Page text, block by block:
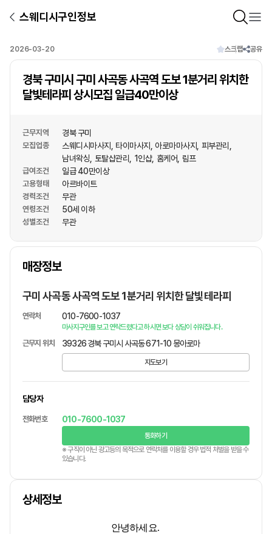
스웨디시구인정보
2026-03-20 스크랩 공유
경북 구미시 구미 사곡동 사곡역 도보 1분거리 위치한
달빛테라피 상시모집 일급40만이상
근무지역 경북 구미
모집업종 스웨디시마사지 타이마사지 아로마마사지
피부관리
남녀왁싱
토탈샵관리 1인샵 홈케어 림프
급여조건 일급 40만이상
고용형태 아르바이트
경력조건 무관
연령조건 50세 이하
성별조건 무관
매장정보
상호명
구미 사곡동 사곡역 도보 1분거리 위치한 달빛테라피
연락처 010-7600-1037
마사지구인를 보고 연락드렸다고 하시면 보다 상담이 쉬워집니다.
근무지 위치 39326 경북 구미시 사곡동 671-10 몽아로마
지도보기
담당자
전화번호 010-7600-1037
통화하기
※ 구직이 아닌 광고등의 목적으로 연락처를 이용할 경우 법적 처벌을 받을 수
있습니다.
상세정보
안녕하세요.